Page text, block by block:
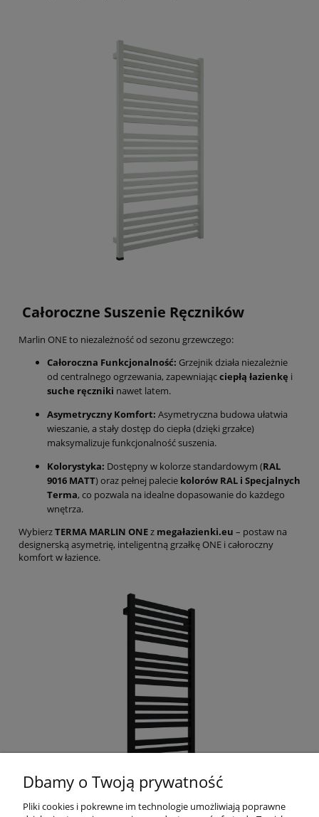
Całoroczne Suszenie Ręczników
Marlin ONE to niezależność od sezonu grzewczego:
Całoroczna Funkcjonalność: Grzejnik działa niezależnie
od centralnego ogrzewania, zapewniającciepłą łazienkę i
suche ręczniki nawet latem.
Asymetryczny Komfort: Asymetryczna budowa ułatwia
wieszanie, a stały dostęp do ciepła (dzięki grzałce)
maksymalizuje funkcjonalność suszenia.
Kolorystyka: Dostępny w kolorze standardowym (RAL
9016 MATT) oraz pełnej palecie kolorów RAL i Specjalnych
Terma, co pozwala na idealne dopasowanie do każdego
wnętrza.
WybierzTERMA MARLIN ONEz megałazienki.eu – postaw na
designerską asymetrię, inteligentną grzałkę ONE i całoroczny
komfort w łazience.
Dbamy o Twoją prywatność
Pliki cookies i pokrewne im technologie umożliwiają poprawne